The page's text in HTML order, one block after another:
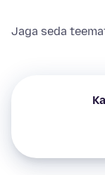
Jaga seda